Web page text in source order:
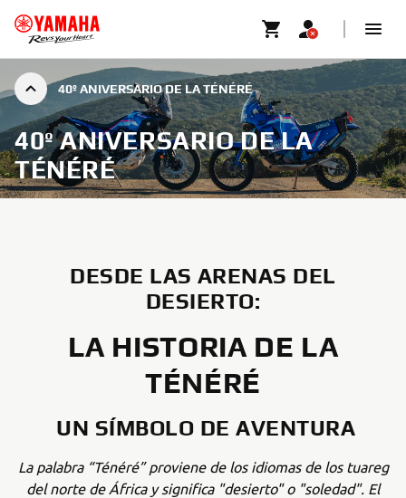
40º ANIVERSARIO DE LA TÉNÉRÉ
40º ANIVERSARIO DE LA
TÉNÉRÉ
DESDE LAS ARENAS DEL
DESIERTO:
LA HISTORIA DE LA
TÉNÉRÉ
UN SÍMBOLO DE AVENTURA
La palabra “Ténéré” proviene de los idiomas de los tuareg
del norte de África y significa "desierto" o "soledad". El